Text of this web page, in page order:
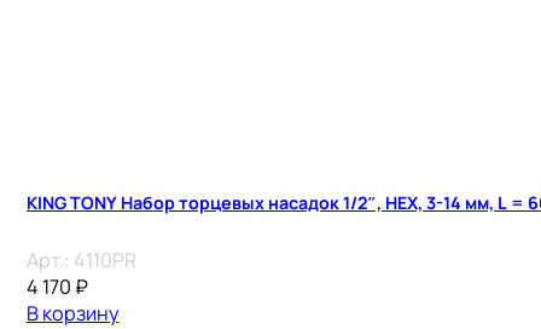
KING TONY Набор торцевых насадок 1/2″, HEX, 3-14 мм, L =
Арт.: 4110PR
4 170 ₽
В корзину